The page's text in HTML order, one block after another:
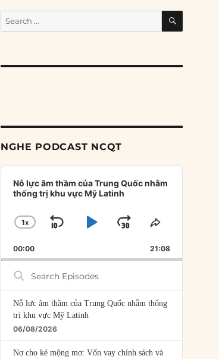
Search
for:
SEARCH
NGHE PODCAST NCQT
Audio
Player
Nỗ lực âm thầm của Trung Quốc nhằm
thống trị khu vực Mỹ Latinh
CHANGE
RATE
1X
SKIP
BACKWARD
PLAYJUMP
FORWARD
SHARE
EPISODE
00:00 21:08
Search
Episodes
Nỗ lực âm thầm của Trung Quốc nhằm thống
trị khu vực Mỹ Latinh
06/08/2026
Nợ cho kẻ mộng mơ: Vốn vay chính sách và